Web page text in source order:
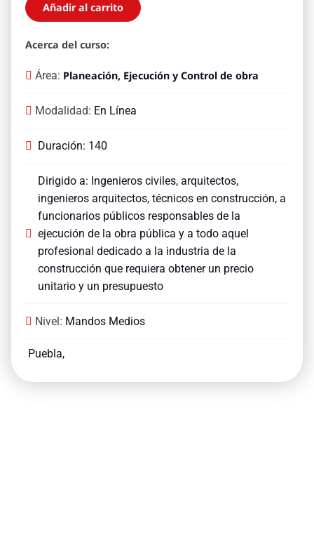
Añadir al carrito
Acerca del curso:
Área: Planeación, Ejecución y Control de obra
Modalidad: En Línea
Duración: 140
Dirigido a: Ingenieros civiles, arquitectos,
ingenieros arquitectos, técnicos en construcción, a
funcionarios públicos responsables de la
ejecución de la obra pública y a todo aquel
profesional dedicado a la industria de la
construcción que requiera obtener un precio
unitario y un presupuesto
Nivel: Mandos Medios
Puebla,